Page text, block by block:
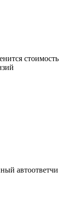
стоимость
автоответчи